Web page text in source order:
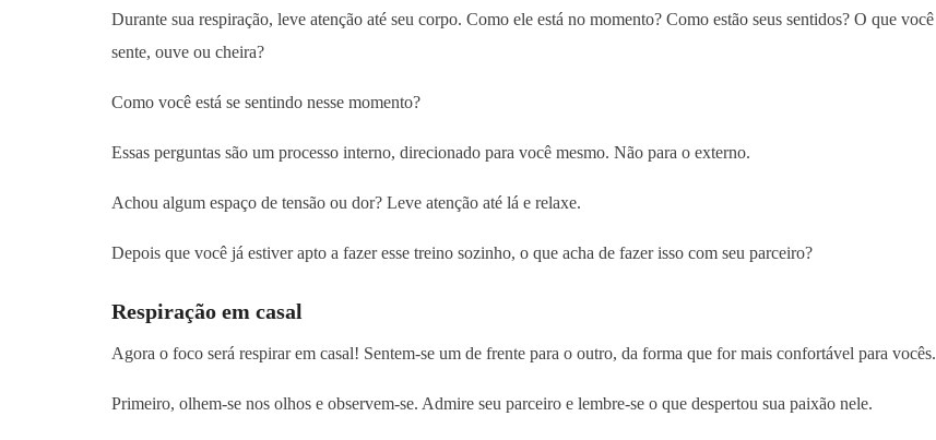
Durante sua respiração, leve atenção até seu corpo. Como ele está no momento? Como estão seus sentidos? O que você
sente, ouve ou cheira?
Como você está se sentindo nesse momento?
Essas perguntas são um processo interno, direcionado para você mesmo. Não para o externo.
Achou algum espaço de tensão ou dor? Leve atenção até lá e relaxe.
Depois que você já estiver apto a fazer esse treino sozinho, o que acha de fazer isso com seu parceiro?
Respiração em casal
Agora o foco será respirar em casal! Sentem-se um de frente para o outro, da forma que for mais confortável para vocês.
Primeiro, olhem-se nos olhos e observem-se. Admire seu parceiro e lembre-se o que despertou sua paixão nele.